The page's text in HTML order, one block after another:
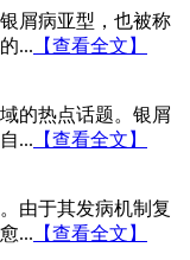
屑病亚型，也被称
... 【查看全文】
的热点话题。银屑
... 【查看全文】
由于其发病机制复
... 【查看全文】